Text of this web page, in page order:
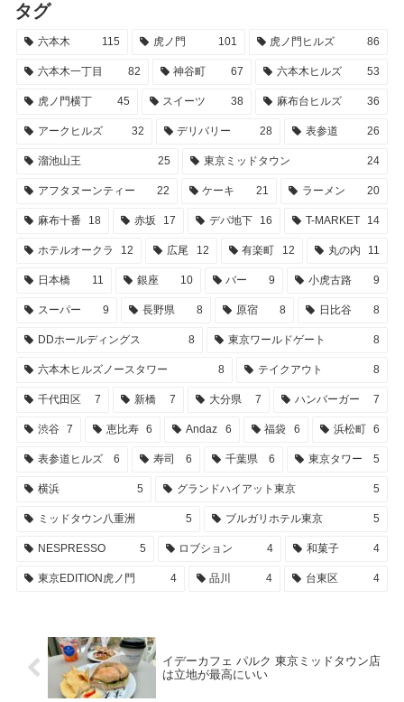
タグ
六本木 115 虎ノ門 101 虎ノ門ヒルズ 86
六本木一丁目 82 神谷町 67 六本木ヒルズ 53
虎ノ門横丁 45 スイーツ 38 麻布台ヒルズ 36
アークヒルズ 32 デリバリー 28 表参道 26
溜池山王 25 東京ミッドタウン 24
アフタヌーンティー 22 ケーキ 21 ラーメン 20
麻布十番 18 赤坂 17 デパ地下 16 T-MARKET 14
ホテルオークラ 12 広尾 12 有楽町 12 丸の内 11
日本橋 11 銀座 10 バー 9 小虎古路 9
スーパー 9 長野県 8 原宿 8 日比谷 8
DDホールディングス 8 東京ワールドゲート 8
六本木ヒルズノースタワー 8 テイクアウト 8
千代田区 7 新橋 7 大分県 7 ハンバーガー 7
渋谷 7 恵比寿 6 Andaz 6 福袋 6 浜松町 6
表参道ヒルズ 6 寿司 6 千葉県 6 東京タワー 5
横浜 5 グランドハイアット東京 5
ミッドタウン八重洲 5 ブルガリホテル東京 5
NESPRESSO 5 ロブション 4 和菓子 4
東京EDITION虎ノ門 4 品川 4 台東区 4
イデーカフェ パルク 東京ミッドタウン店
は立地が最高にいい